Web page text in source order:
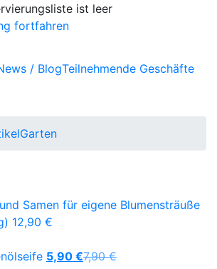
ist leer
fortfahren
/ BlogTeilnehmende Geschäfte
Garten
Samen für eigene Blumensträuße
12,90 €
5,90 €7,90€